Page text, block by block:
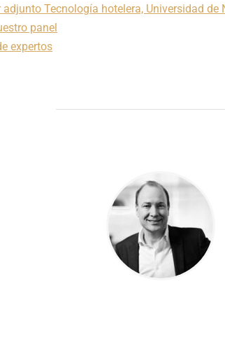
Tecnología hotelera, Universidad de
panel
expertos